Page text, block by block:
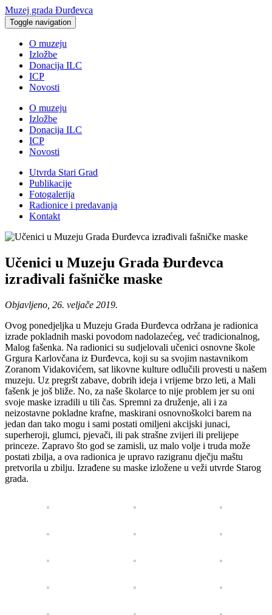
Muzej grada Đurđevca
Toggle navigation
O muzeju
Izložbe
Donacija ILC
ICP
Novosti
O muzeju
Izložbe
Donacija ILC
ICP
Novosti
Utvrda Stari Grad
Publikacije
Fotogalerija
Radionice i predavanja
Kontakt
Učenici u Muzeju Grada Đurđevca
izrađivali fašničke maske
Objavljeno, 26. veljače 2019.
Ovog ponedjeljka u Muzeju Grada Đurđevca održana je radionica
izrade pokladnih maski povodom nadolazećeg, već tradicionalnog,
Malog fašenka. Na radionici su sudjelovali učenici osnovne škole
Grgura Karlovčana iz Đurđevca, koji su sa svojim nastavnikom
Zoranom Vidakovićem, sat likovne kulture odlučili provesti u našem
muzeju. Uz pregršt zabave, dobrih ideja i vrijeme brzo leti, a Mali
fašenk je još bliže. No, za naše školarce to nije problem jer su oni
svoje maske izradili u tili čas. Spremni za druženje, ali i za
neizostavne pokladne krafne, maskirani osnovnoškolci barem na
jedan dan tako mogu i sami postati omiljeni akcijski junaci,
superheroji, glumci, pjevači, ili pak strašne zvijeri ili prelijepe
princeze. Zapravo što god se zamisli, uz malo volje i truda može
postati zbilja, a ova radionica je upravo razigranu dječju maštu
pretvorila u zbilju. Izrađene su maske izložene u veži utvrde Starog
grada.